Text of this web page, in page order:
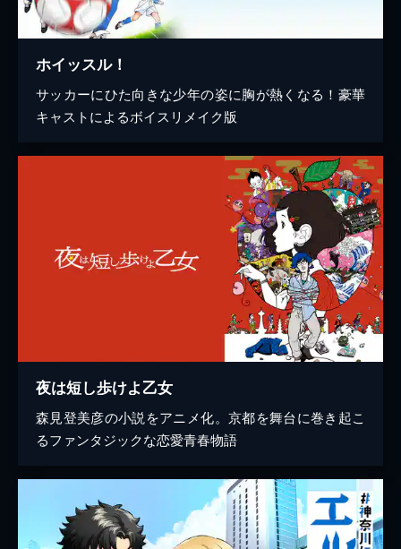
ホイッスル！
サッカーにひた向きな少年の姿に胸が熱くなる！豪華
キャストによるボイスリメイク版
夜は短し歩けよ乙女
森見登美彦の小説をアニメ化。京都を舞台に巻き起こ
るファンタジックな恋愛青春物語